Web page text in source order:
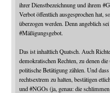
ihrer Dienstbezeichnung und ihrem #
Verbot öffentlich ausgesprochen hat,
überzogen werden. Denn angeblich
#Mäßigungsgebot.
Das ist inhaltlich Quatsch. Auch
demokratischen Rechten, zu denen die
politische Betätigung zählen. Und
rechtsextrem zu halten, bestätigen
und#NGOs(ja, genau: die